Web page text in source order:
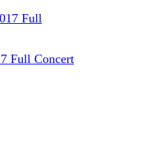
Full Concert